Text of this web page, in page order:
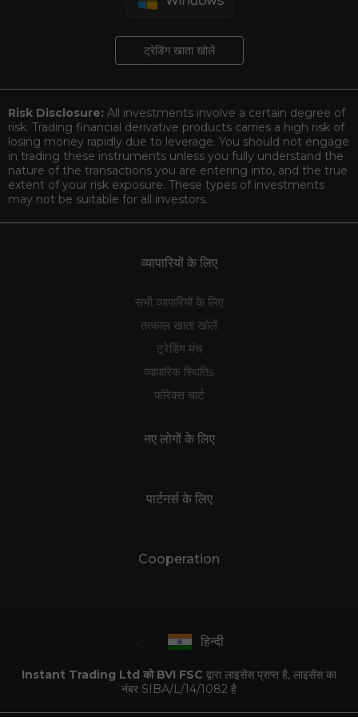
ट्रेडिंग खाता खोलें
Risk Disclosure: All investments involve a certain degree of
risk. Trading financial derivative products carries a high risk of
losing money rapidly due to leverage. You should not engage
in trading these instruments unless you fully understand the
nature of the transactions you are entering into, and the true
extent of your risk exposure. These types of investments
may not be suitable for all investors.
व्यापारियों के लिए
सभी व्यापारियों के लिए
तत्काल खाता खोलें
ट्रेडिंग मंच
व्यापारिक स्थितिs
फोरेक्स चार्ट
नए लोगों के लिए
पार्टनर्स के लिए
Cooperation
हिन्दी
Instant Trading Ltd को BVI FSC द्वारा लाइसेंस प्राप्त है, लाइसेंस का
नंबर SIBA/L/14/1082 है